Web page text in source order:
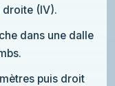
(IV).
dans une dalle
puis droit